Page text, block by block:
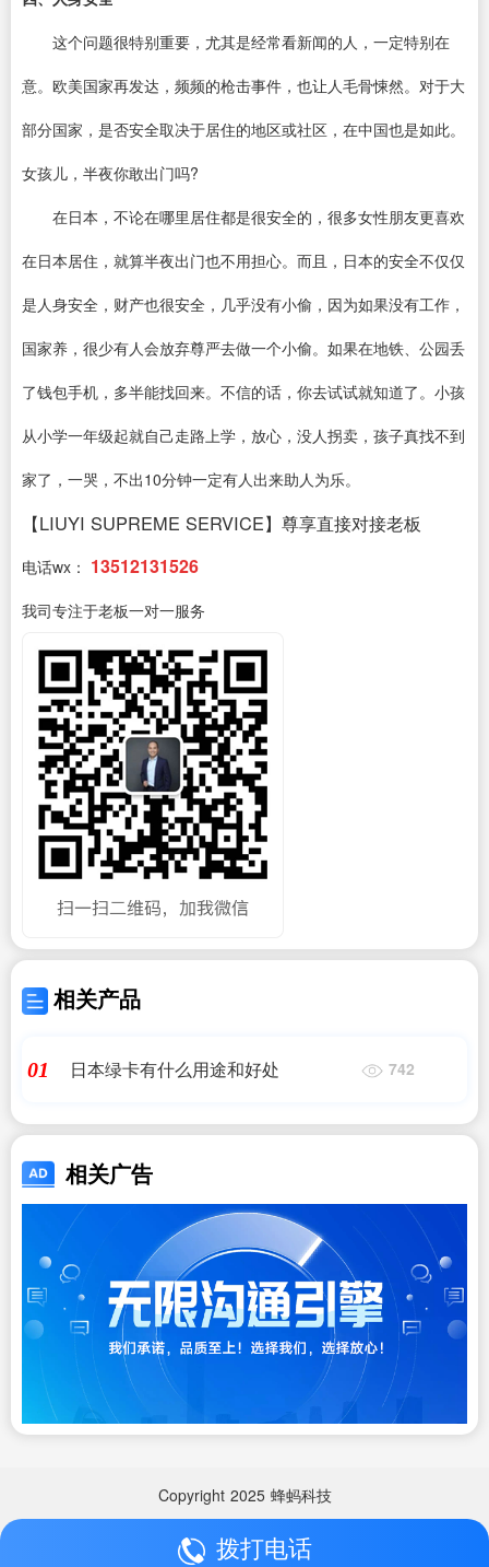
这个问题很特别重要，尤其是经常看新闻的人，一定特别在
意。欧美国家再发达，频频的枪击事件，也让人毛骨悚然。对于大
部分国家，是否安全取决于居住的地区或社区，在中国也是如此。
女孩儿，半夜你敢出门吗?
在日本，不论在哪里居住都是很安全的，很多女性朋友更喜欢
在日本居住，就算半夜出门也不用担心。而且，日本的安全不仅仅
是人身安全，财产也很安全，几乎没有小偷，因为如果没有工作，
国家养，很少有人会放弃尊严去做一个小偷。如果在地铁、公园丢
了钱包手机，多半能找回来。不信的话，你去试试就知道了。小孩
从小学一年级起就自己走路上学，放心，没人拐卖，孩子真找不到
家了，一哭，不出10分钟一定有人出来助人为乐。
【LIUYI SUPREME SERVICE】尊享直接对接老板
电话wx： 13512131526
我司专注于老板一对一服务
相关产品
01 日本绿卡有什么用途和好处 742
相关广告
Copyright 2025 蜂蚂科技
拨打电话
Copyright 2025 蜂蚂科技